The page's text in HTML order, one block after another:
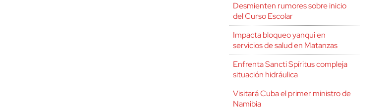
Desmienten rumores sobre inicio
del Curso Escolar
Impacta bloqueo yanqui en
servicios de salud en Matanzas
Enfrenta Sancti Spíritus compleja
situación hidráulica
Visitará Cuba el primer ministro de
Namibia